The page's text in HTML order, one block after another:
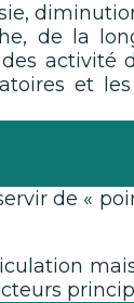
de la
et
de «